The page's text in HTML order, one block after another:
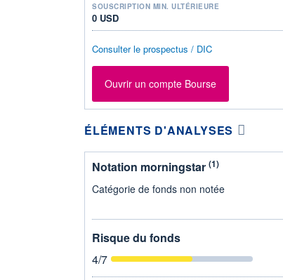
SOUSCRIPTION MIN. ULTÉRIEURE
0 USD
Consulter le prospectus / DIC
Ouvrir un compte Bourse
ÉLÉMENTS D'ANALYSES
Notation morningstar (1)
Catégorie de fonds non notée
Risque du fonds
4/7